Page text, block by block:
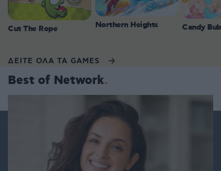
Cut The Rope Northern Heights Candy
ΔΕΙΤΕ ΟΛΑ ΤΑ GAMES
Best of Network